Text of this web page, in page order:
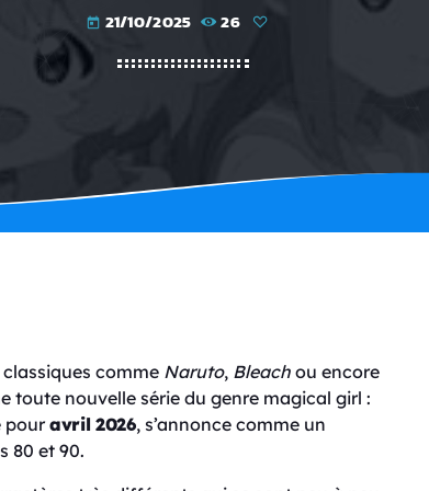
today 21/10/2025 26
comme Naruto, Bleach ou encore
toute nouvelle série du genre magical girl :
pouravril 2026, s’annonce comme un
80 et 90.